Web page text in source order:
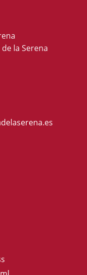
la Serena